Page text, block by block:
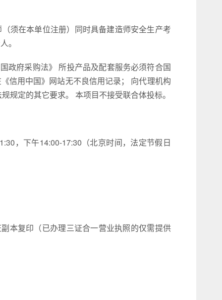
须在本单位注册）同时具备建造师安全生产考
。
政府采购法》 所投产品及配套服务必须符合国
信用中国》网站无不良信用记录； 向代理机构
规定的其它要求。 本项目不接受联合体投标。
，下午14:00-17:30（北京时间，法定节假日
本复印（已办理三证合一营业执照的仅需提供